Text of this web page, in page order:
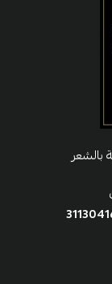
بالشعر